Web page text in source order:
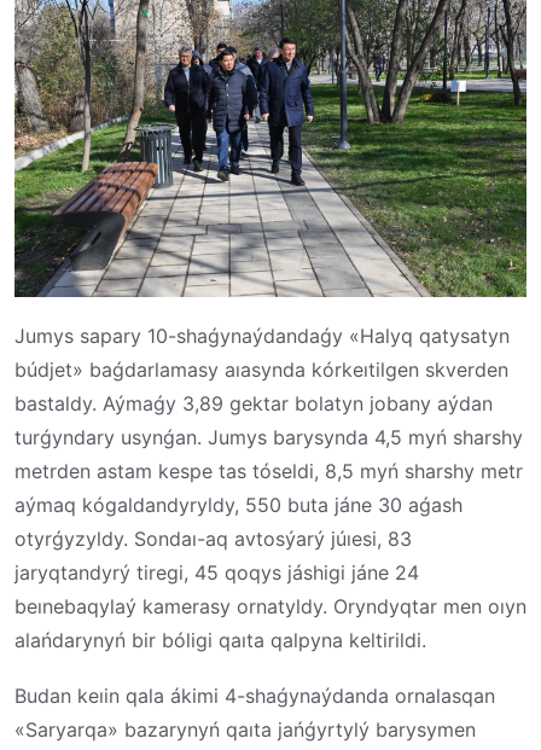
Jumys sapary 10-shaǵynaýdandaǵy «Halyq qatysatyn
búdjet» baǵdarlamasy aıasynda kórkeıtilgen skverden
bastaldy. Aýmaǵy 3,89 gektar bolatyn jobany aýdan
turǵyndary usynǵan. Jumys barysynda 4,5 myń sharshy
metrden astam kespe tas tóseldi, 8,5 myń sharshy metr
aýmaq kógaldandyryldy, 550 buta jáne 30 aǵash
otyrǵyzyldy. Sondaı-aq avtosýarý júıesi, 83
jaryqtandyrý tiregi, 45 qoqys jáshigi jáne 24
beınebaqylaý kamerasy ornatyldy. Oryndyqtar men oıyn
alańdarynyń bir bóligi qaıta qalpyna keltirildi.
Budan keıin qala ákimi 4-shaǵynaýdanda ornalasqan
«Saryarqa» bazarynyń qaıta jańǵyrtylý barysymen